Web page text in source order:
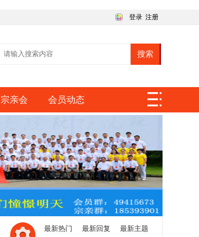
登录 注册
搜索
宗亲会 会员动态
最新热门 最新回复
最新主题